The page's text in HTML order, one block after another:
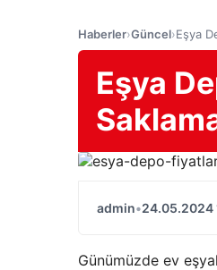
Haberler›Güncel›Eşya
Eşya
admin•24.05.2024
Günümüzde ev